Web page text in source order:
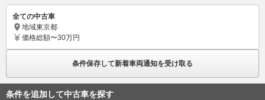
全ての中古車
地域東京都
価格総額〜30万円
条件保存して新着車両通知を受け取る
条件を追加して中古車を探す